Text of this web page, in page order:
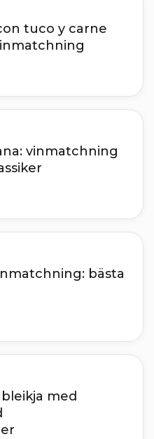
tuco y carne
vinmatchning
bästa
med